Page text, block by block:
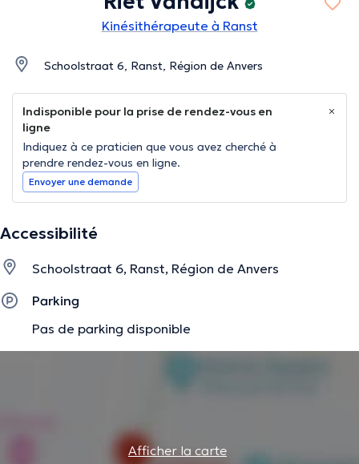
Kinésithérapeute à Ranst
Schoolstraat 6, Ranst, Région de Anvers
Indisponible pour la prise de rendez-vous en
ligne
Indiquez à ce praticien que vous avez cherché à
prendre rendez-vous en ligne.
Envoyer une demande
Accessibilité
Schoolstraat 6, Ranst, Région de Anvers
Parking
Pas de parking disponible
Afficher la carte